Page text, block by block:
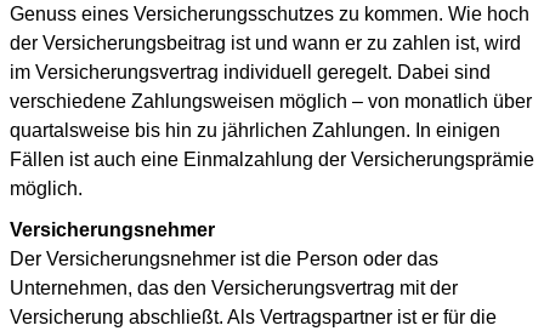
Genuss eines Versicherungsschutzes zu kommen. Wie hoch
der Versicherungsbeitrag ist und wann er zu zahlen ist, wird
im Versicherungsvertrag individuell geregelt. Dabei sind
verschiedene Zahlungsweisen möglich – von monatlich über
quartalsweise bis hin zu jährlichen Zahlungen. In einigen
Fällen ist auch eine Einmalzahlung der Versicherungsprämie
möglich.
Versicherungsnehmer
Der Versicherungsnehmer ist die Person oder das
Unternehmen, das den Versicherungsvertrag mit der
Versicherung abschließt. Als Vertragspartner ist er für die